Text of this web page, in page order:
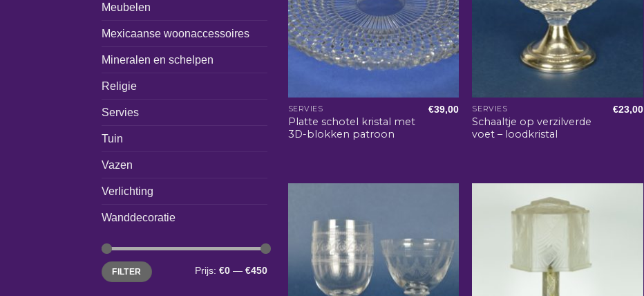
Meubelen
Mexicaanse woonaccessoires
Mineralen en schelpen
Religie
Servies
Tuin
Vazen
Verlichting
Wanddecoratie
Min.
prijs
Max.
prijsFILTER Prijs: €0 — €450
SERVIES
Platte schotel kristal met
3D-blokken patroon
€39,00 SERVIES
Schaaltje op verzilverde
voet – loodkristal
€23,00